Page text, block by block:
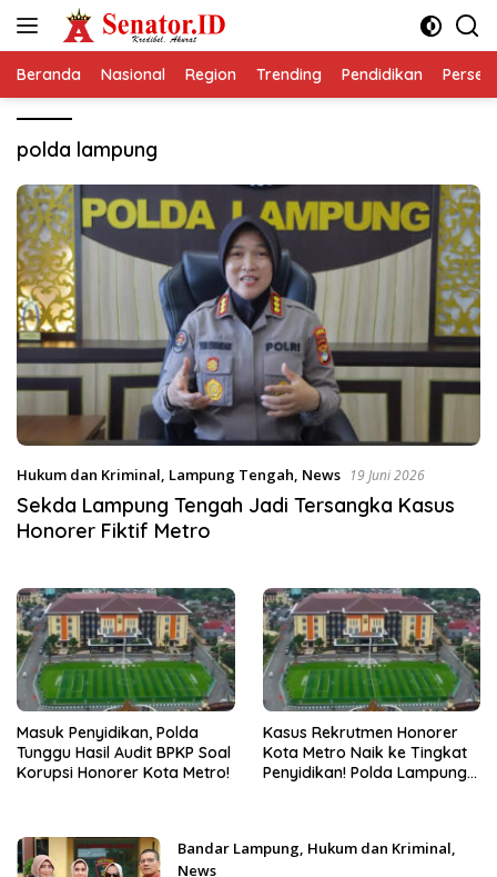
Beranda Nasional Region Trending Pendidikan
polda lampung
Hukum dan Kriminal, Lampung Tengah, News 19 Juni 2026
Sekda Lampung Tengah Jadi Tersangka Kasus
Honorer Fiktif Metro
Masuk Penyidikan, Polda
Tunggu Hasil Audit BPKP Soal
Korupsi Honorer Kota Metro!
Kasus Rekrutmen Honorer
Kota Metro Naik ke Tingkat
Penyidikan! Polda Lampung
Bandar Lampung, Hukum dan Kriminal,
News